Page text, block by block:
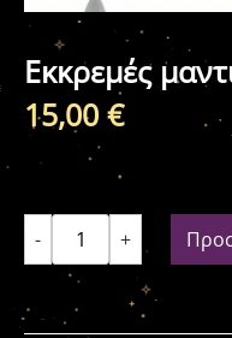
Εκκρεμές
15,00 €
- +